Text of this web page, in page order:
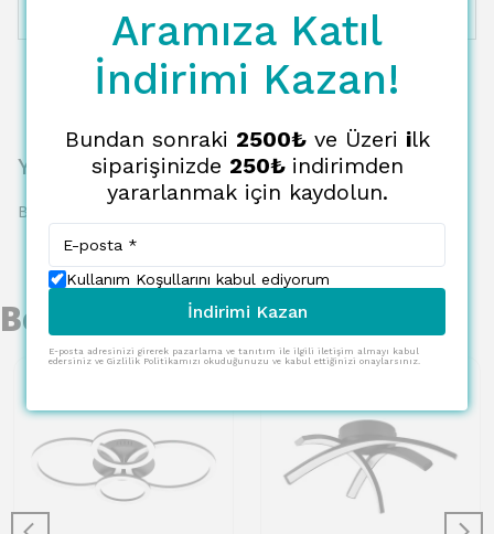
17252.70 TL 1437.73 TL
Yorumlar
Bu ürün için henüz yorum yapılmamış.
Benzer Ürünler
Aramıza Katıl
İndirimi Kazan!
Bundan sonraki 2500₺ve Üzeri ilk
siparişinizde 250₺ indirimden
yararlanmak için kaydolun.
Kullanım Koşullarını kabul ediyorum
İndirimi Kazan
E-posta adresinizi girerek pazarlama ve tanıtım ile ilgili iletişim almayı kabul
edersiniz ve Gizlilik Politikamızı okuduğunuzu ve kabul ettiğinizi onaylarsınız.